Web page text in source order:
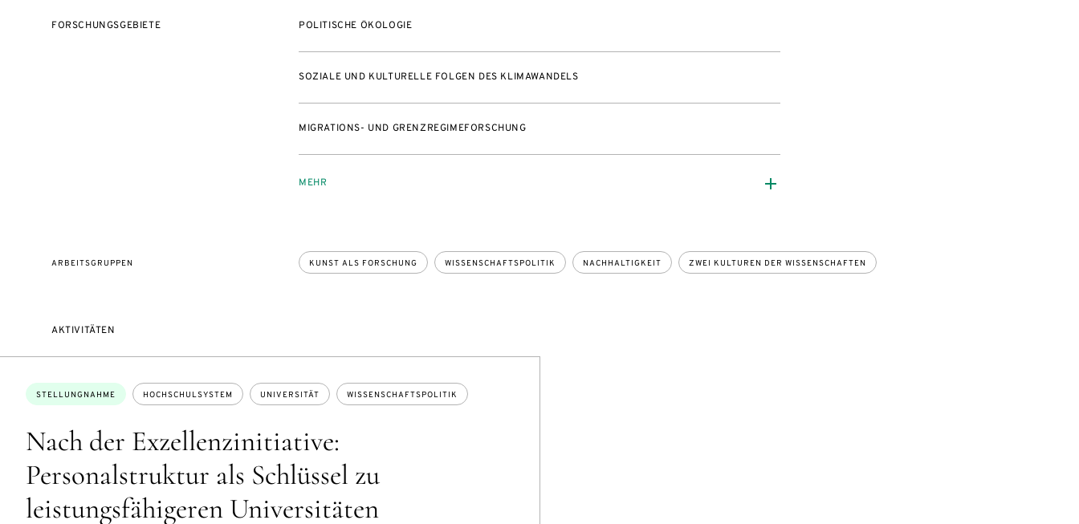
FORSCHUNGSGEBIETE POLITISCHE ÖKOLOGIE
SOZIALE UND KULTURELLE FOLGEN DES KLIMAWANDELS
MIGRATIONS- UND GRENZREGIMEFORSCHUNG
MEHR
ARBEITSGRUPPEN KUNST ALS FORSCHUNG WISSENSCHAFTSPOLITIK NACHHALTIGKEIT ZWEI KULTUREN DER WISSENSCHAFTEN
AKTIVITÄTEN
Nach der Exzellenzinitiative:
Personalstruktur als Schlüssel zu
leistungsfähigeren Universitäten
Themen:
STELLUNGNAHME HOCHSCHULSYSTEM UNIVERSITÄT WISSENSCHAFTSPOLITIK